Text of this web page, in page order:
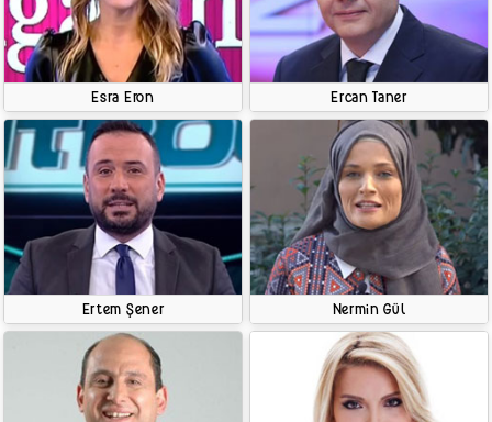
Esra Eron Ercan Taner
Ertem Şener Nermin Gül